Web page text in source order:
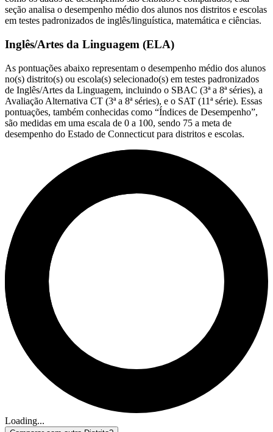
seção analisa o desempenho médio dos alunos nos distritos e escolas
em testes padronizados de inglês/linguística, matemática e ciências.
Inglês/Artes da Linguagem (ELA)
As pontuações abaixo representam o desempenho médio dos alunos
no(s) distrito(s) ou escola(s) selecionado(s) em testes padronizados
de Inglês/Artes da Linguagem, incluindo o SBAC (3ª a 8ª séries), a
Avaliação Alternativa CT (3ª a 8ª séries), e o SAT (11ª série). Essas
pontuações, também conhecidas como “Índices de Desempenho”,
são medidas em uma escala de 0 a 100, sendo 75 a meta de
desempenho do Estado de Connecticut para distritos e escolas.
Loading...